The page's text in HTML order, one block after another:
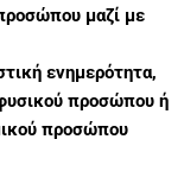
μαζί με
ενημερότητα,
προσώπου ή
προσώπου